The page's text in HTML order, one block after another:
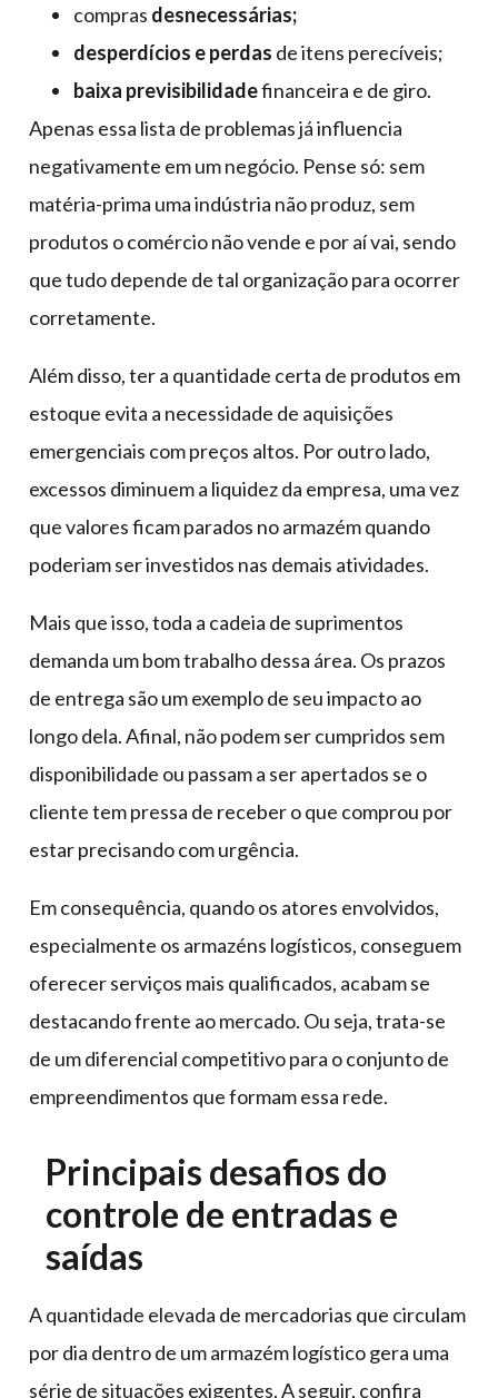
compras desnecessárias;
desperdícios e perdas de itens perecíveis;
baixa previsibilidadefinanceira e de giro.
Apenas essa lista de problemas já influencia
negativamente em um negócio. Pense só: sem
matéria-prima uma indústria não produz, sem
produtos o comércio não vende e por aí vai, sendo
que tudo depende de tal organização para ocorrer
corretamente.
Além disso, ter a quantidade certa de produtos em
estoque evita a necessidade de aquisições
emergenciais com preços altos. Por outro lado,
excessos diminuem a liquidez da empresa, uma vez
que valores ficam parados no armazém quando
poderiam ser investidos nas demais atividades.
Mais que isso, toda a cadeia de suprimentos
demanda um bom trabalho dessa área. Os prazos
de entrega são um exemplo de seu impacto ao
longo dela. Afinal, não podem ser cumpridos sem
disponibilidade ou passam a ser apertados se o
cliente tem pressa de receber o que comprou por
estar precisando com urgência.
Em consequência, quando os atores envolvidos,
especialmente os armazéns logísticos, conseguem
oferecer serviços mais qualificados, acabam se
destacando frente ao mercado. Ou seja, trata-se
de um diferencial competitivo para o conjunto de
empreendimentos que formam essa rede.
Principais desafios do
controle de entradas e
saídas
A quantidade elevada de mercadorias que circulam
por dia dentro de um armazém logístico gera uma
série de situações exigentes. A seguir, confira